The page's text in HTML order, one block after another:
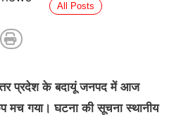
All Posts
प्रदेश के बदायूं जनपद में आज
मच गया। घटना की सूचना स्थानीय